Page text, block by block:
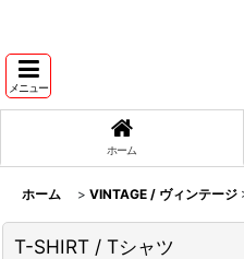
メニュー
ホーム
ホーム > VINTAGE / ヴィンテージ
T-SHIRT / Tシャツ